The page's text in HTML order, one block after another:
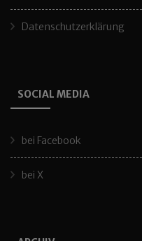
Datenschutzerklärung
SOCIAL MEDIA
bei Facebook
bei X